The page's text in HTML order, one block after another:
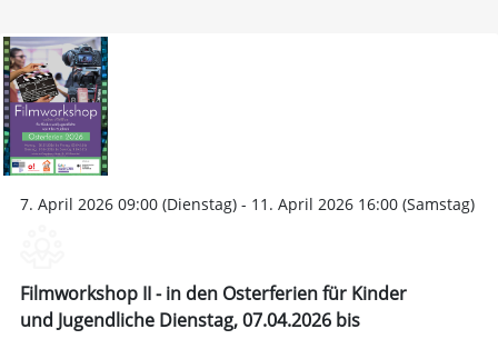
7. April 2026 09:00 (Dienstag) - 11. April 2026 16:00 (Samstag)
Filmworkshop II - in den Osterferien für Kinder
und Jugendliche Dienstag, 07.04.2026 bis